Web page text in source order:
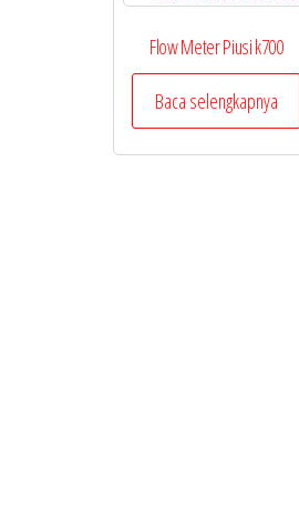
Flow Meter Piusi k700
Baca selengkapnya